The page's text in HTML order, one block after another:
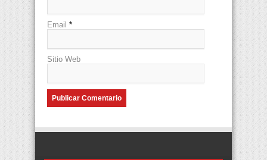
Email *
Sitio Web